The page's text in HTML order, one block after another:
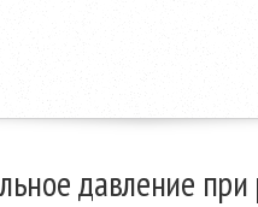
давление при